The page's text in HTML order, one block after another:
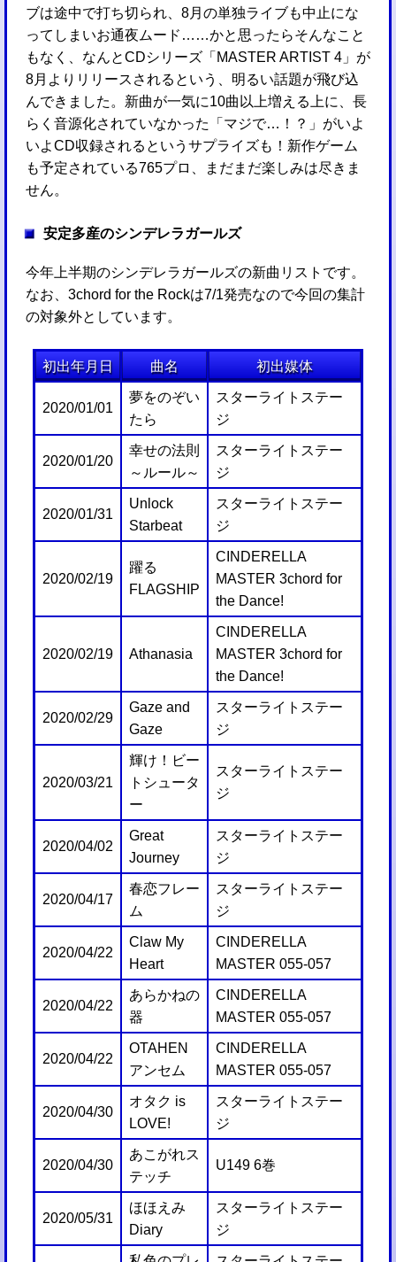
ブは途中で打ち切られ、8月の単独ライブも中止にな
ってしまいお通夜ムード……かと思ったらそんなこと
もなく、なんとCDシリーズ「MASTER ARTIST 4」が
8月よりリリースされるという、明るい話題が飛び込
んできました。新曲が一気に10曲以上増える上に、長
らく音源化されていなかった「マジで…！？」がいよ
いよCD収録されるというサプライズも！新作ゲーム
も予定されている765プロ、まだまだ楽しみは尽きま
せん。
安定多産のシンデレラガールズ
今年上半期のシンデレラガールズの新曲リストです。
なお、3chord for the Rockは7/1発売なので今回の集計
の対象外としています。
初出年月日 曲名 初出媒体
2020/01/01
夢をのぞい
たら
スターライトステー
ジ
2020/01/20
幸せの法則
～ルール～
スターライトステー
ジ
2020/01/31
Unlock
Starbeat
スターライトステー
ジ
2020/02/19
躍る
FLAGSHIP
CINDERELLA
MASTER 3chord for
the Dance!
2020/02/19 Athanasia
CINDERELLA
MASTER 3chord for
the Dance!
2020/02/29
Gaze and
Gaze
スターライトステー
ジ
2020/03/21
輝け！ビー
トシュータ
ー
スターライトステー
ジ
2020/04/02
Great
Journey
スターライトステー
ジ
2020/04/17
春恋フレー
ム
スターライトステー
ジ
2020/04/22
Claw My
Heart
CINDERELLA
MASTER 055-057
2020/04/22
あらかねの
器
CINDERELLA
MASTER 055-057
2020/04/22
OTAHEN
アンセム
CINDERELLA
MASTER 055-057
2020/04/30
オタク is
LOVE!
スターライトステー
ジ
2020/04/30
あこがれス
テッチ
U149 6巻
2020/05/31
ほほえみ
Diary
スターライトステー
ジ